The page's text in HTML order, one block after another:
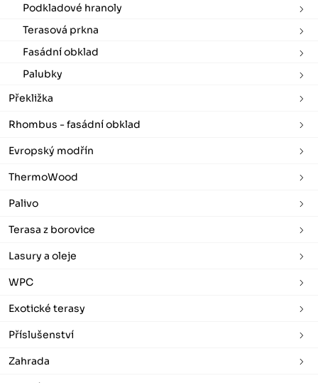
Podkladové hranoly
Terasová prkna
Fasádní obklad
Palubky
Překližka
Rhombus - fasádní obklad
Evropský modřín
ThermoWood
Palivo
Terasa z borovice
Lasury a oleje
WPC
Exotické terasy
Příslušenství
Zahrada